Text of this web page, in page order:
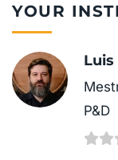
YOUR
P&D